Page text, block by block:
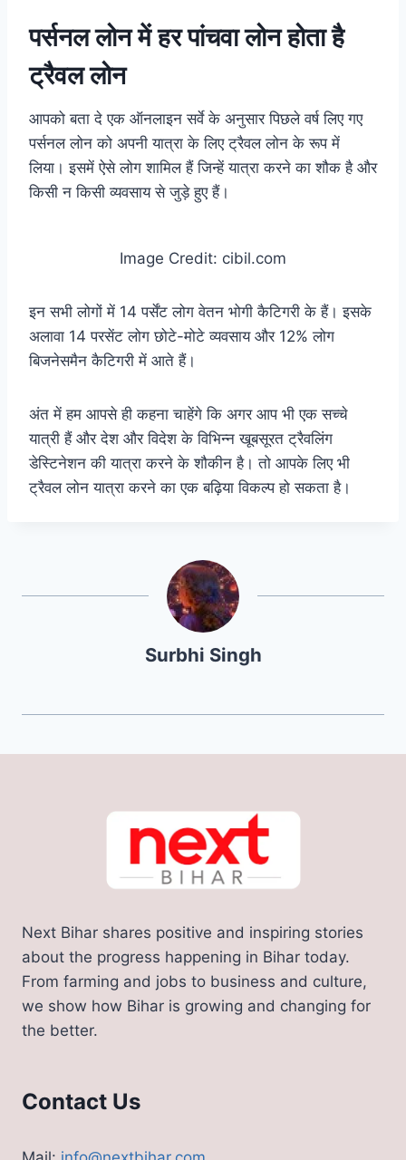
पर्सनल लोन में हर पांचवा लोन होता है
ट्रैवल लोन
आपको बता दे एक ऑनलाइन सर्वे के अनुसार पिछले वर्ष लिए गए
पर्सनल लोन को अपनी यात्रा के लिए ट्रैवल लोन के रूप में
लिया। इसमें ऐसे लोग शामिल हैं जिन्हें यात्रा करने का शौक है और
किसी न किसी व्यवसाय से जुड़े हुए हैं।
Image Credit: cibil.com
इन सभी लोगों में 14 पर्सेंट लोग वेतन भोगी कैटिगरी के हैं। इसके
अलावा 14 परसेंट लोग छोटे-मोटे व्यवसाय और 12% लोग
बिजनेसमैन कैटिगरी में आते हैं।
अंत में हम आपसे ही कहना चाहेंगे कि अगर आप भी एक सच्चे
यात्री हैं और देश और विदेश के विभिन्न खूबसूरत ट्रैवलिंग
डेस्टिनेशन की यात्रा करने के शौकीन है। तो आपके लिए भी
ट्रैवल लोन यात्रा करने का एक बढ़िया विकल्प हो सकता है।
Surbhi Singh
Next Bihar shares positive and inspiring stories
about the progress happening in Bihar today.
From farming and jobs to business and culture,
we show how Bihar is growing and changing for
the better.
Contact Us